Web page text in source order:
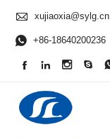
 xujiaoxia@sylg.cn
 +86-18640200236
   